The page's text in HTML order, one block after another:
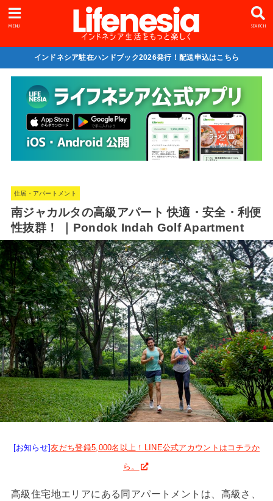
SEARCH
MENU
インドネシア駐在ハンドブック2026発行！配送申込はこちら
住居・アパートメント
南ジャカルタの高級アパート 快適・安全・利便
性抜群！ ｜Pondok Indah Golf Apartment
[お知らせ]友だち登録5,000名以上！LINE公式アカウントはコチラか
ら。
高級住宅地エリアにある同アパートメントは、高級さ、